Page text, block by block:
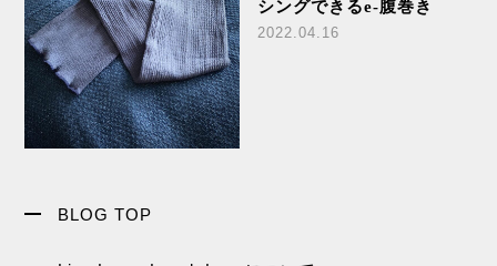
シングできるe-腹巻き
2022.04.16
BLOG TOP